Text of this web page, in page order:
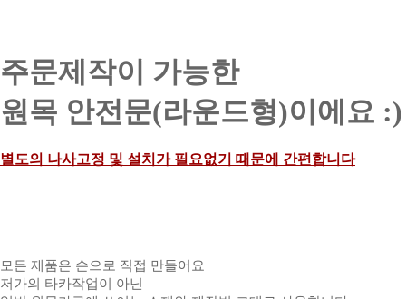
주문제작이 가능한
원목 안전문(라운드형)이에요 :)
별도의 나사고정 및 설치가 필요없기 때문에 간편합니다
모든 제품은 손으로 직접 만들어요
저가의 타카작업이 아닌